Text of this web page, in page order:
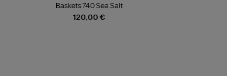
120,00 €
Baskets 740 Sea Salt